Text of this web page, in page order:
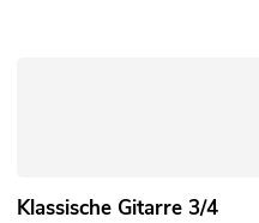
Klassische Gitarre 3/4